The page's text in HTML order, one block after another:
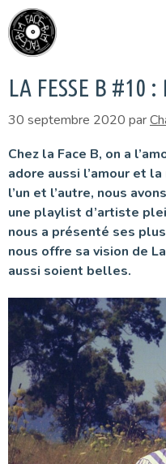
Aller
au
contenu
LA FESSE B #10
30 septembre 2020 par
Chez la Face B, on a
adore aussi l’amour et
l’un et l’autre, nous
une playlist d’artiste
nous a présenté ses
nous offre sa vision de
aussi soient belles.